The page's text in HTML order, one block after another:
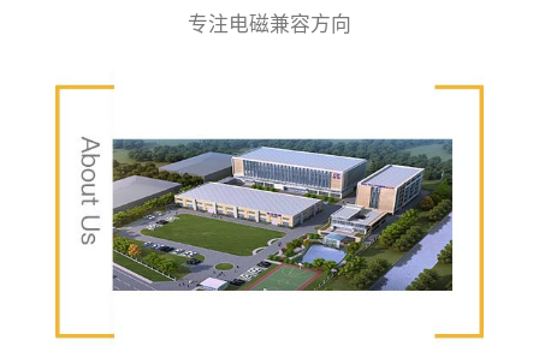
专注电磁兼容方向